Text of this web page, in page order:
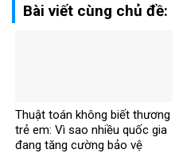
Bài viết cùng chủ đề:
Thuật toán không biết thương
trẻ em: Vì sao nhiều quốc gia
đang tăng cường bảo vệ